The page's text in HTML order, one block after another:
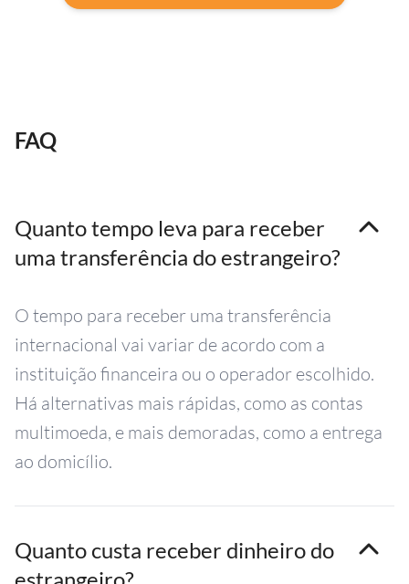
FAQ
Quanto tempo leva para receber
uma transferência do estrangeiro?
O tempo para receber uma transferência
internacional vai variar de acordo com a
instituição financeira ou o operador escolhido.
Há alternativas mais rápidas, como as contas
multimoeda, e mais demoradas, como a entrega
ao domicílio.
Quanto custa receber dinheiro do